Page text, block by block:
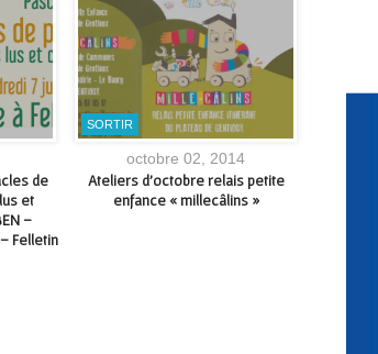
de
et
–
Felletin
SORTIR
octobre 02, 2014
Ateliers d’octobre relais petite
enfance « millecâlins »